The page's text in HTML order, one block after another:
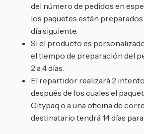
del número de pedidos en
los paquetes están preparados
día siguiente.
Si el producto es
el tiempo de preparación del
2 a 4 días.
El repartidor realizará 2
después de los cuales el
Citypaq o a una oficina de
destinatario tendrá 14 días